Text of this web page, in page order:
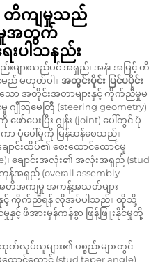
တိကျမှုသည်
မှုအတွက်
ပါသနည်း
များသည်ပင် အရှည်၊ အနံ၊ အမြင့် တိ
မည် မဟုတ်ပါ။ အတွင်းပိုင်း ပြင်ပပိုင်း
ော အတိုင်းအတာများနှင့် ကိုက်ညီမှုမ
ဂျီဩမေတြီ (steering geometry)
ော်ပေးပြီး ဂျွန်း (joint) ပေါ်တွင် ပုံ
ာ ပုံပေါ်မှုကို မြန်ဆန်စေသည်။
ချောင်းထိပ်၏ စေးထောင်ထောင်မှု
၊ ချောင်းအလုံး၏ အလုံးအရှည် (stud
န်အရှည် (overall assembly
တိအကျမှု အကန့်အသတ်များ
နှင့် ကိုက်ညီရန် လိုအပ်ပါသည်။ ထိုသို့
မှုနှင့် ဖိအားမှန်ကန်စွာ ဖြန့်ဖြူးနိုင်မှုတို့
တ်လုပ်သူများ၏ ပစ္စည်းများတွင်
ောင်ထောင် (stud taper angle)